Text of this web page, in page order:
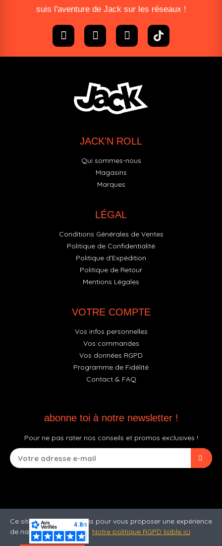
suis l'aventure de Jack sur les réseaux !
JACK'N ROLL
Qui sommes-nous
Magasins
Marques
LÉGAL
Conditions Générales de Ventes
Politique de Confidentialité
Politique d'Expédition
Politique de Retour
Mentions Légales
VOTRE COMPTE
Vos infos personnelles
Vos commandes
Vos données RGPD
Programme de Fidélité
Contact & FAQ
abonne toi à notre newsletter !
Pour ne pas rater nos conseils et promos exclusives !
Ce site utilise des cookies pour vous proposer une expérience
de navigation optimale.
Notre politique RGPD lisible ici